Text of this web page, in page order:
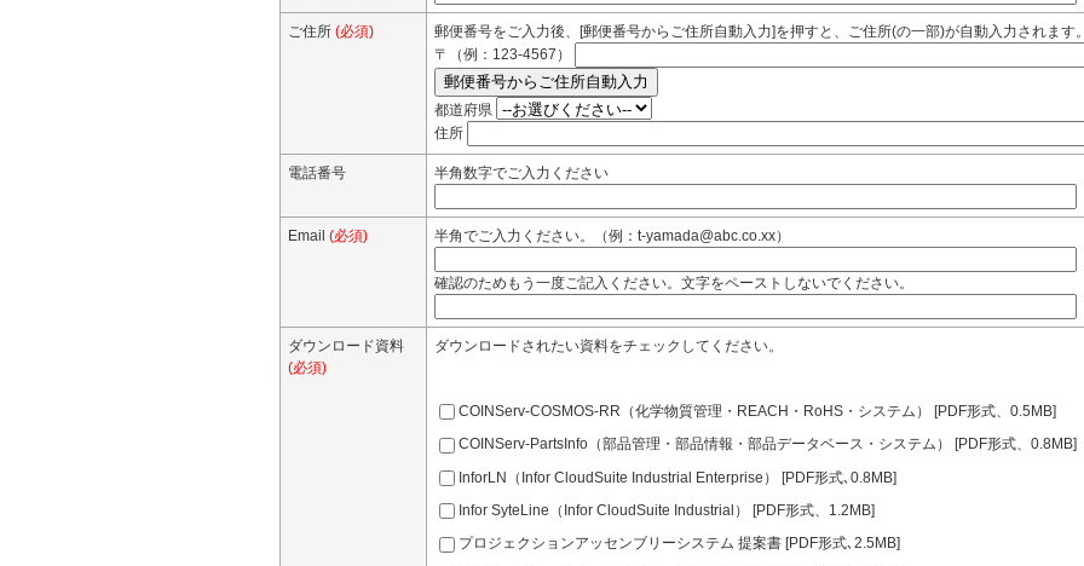
ご住所 (必須)
郵便番号をご入力後、[郵便番号からご住所自動入力]を押すと、ご住所(の一部)が自動入力されます
〒（例：123-4567）
都道府県
住所
電話番号 半角数字でご入力ください
Email (必須) 半角でご入力ください。（例：t-yamada@abc.co.xx）
確認のためもう一度ご記入ください。文字をペーストしないでください。
ダウンロード資料
(必須)
ダウンロードされたい資料をチェックしてください。
COINServ-COSMOS-RR（化学物質管理・REACH・RoHS・システム） [PDF形式、0.5MB]
COINServ-PartsInfo（部品管理・部品情報・部品データベース・システム） [PDF形式、0.8MB]
InforLN（Infor CloudSuite Industrial Enterprise） [PDF形式､0.8MB]
Infor SyteLine（Infor CloudSuite Industrial） [PDF形式、1.2MB]
プロジェクションアッセンブリーシステム 提案書 [PDF形式､2.5MB]